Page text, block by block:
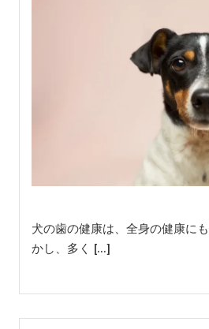
犬の歯の健康は、全身の健康に
かし、多く […]